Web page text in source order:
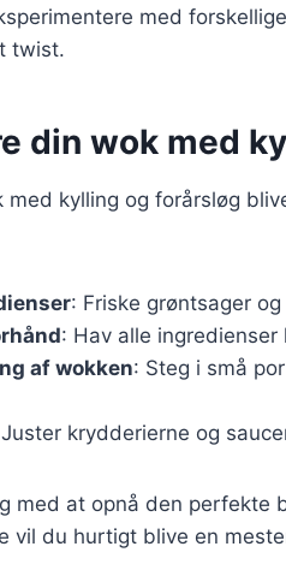
med
twist.
din wok med
med kylling og forårsløg
: Friske grøntsager
: Hav alle
af wokken: Steg i små
krydderierne og
med at opnå den perfekte
vil du hurtigt blive en